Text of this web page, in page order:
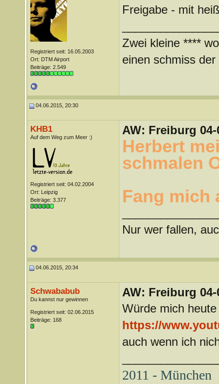
Registriert seit: 16.05.2003
Ort: DTM Airport
Beiträge: 2.549
Freigabe - mit
Zwei kleine ****
einen schmiss
04.06.2015, 20:30
KHB1
Auf dem Weg zum Meer :)
Registriert seit: 04.02.2004
Ort: Leipzig
Beiträge: 3.377
AW: Freiburg
Herbert
schmalen
Fang mich
Nur wer fallen,
04.06.2015, 20:34
Schwababub
Du kannst nur gewinnen
Registriert seit: 02.06.2015
Beiträge: 168
AW: Freiburg
Würde mich
https://
auch wenn ich
2011 - München